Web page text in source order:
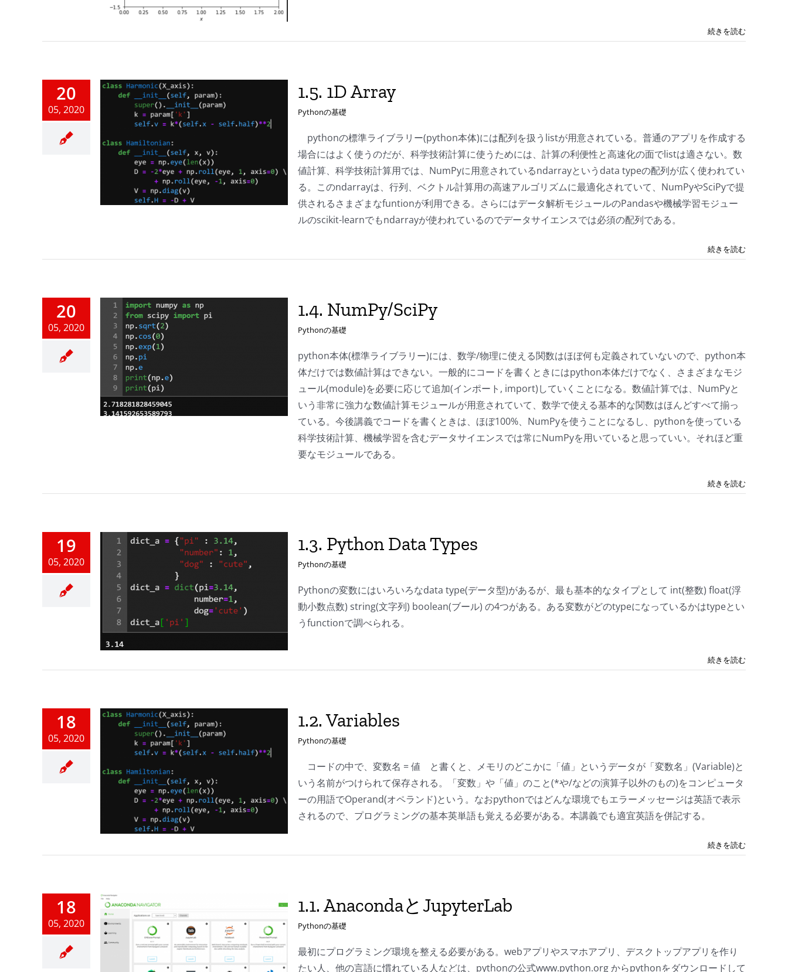
続きを読む
20
05, 2020
1.5. 1D Array
Pythonの基礎
pythonの標準ライブラリー(python本体)には配列を扱うlistが用意されている。普通のアプリを作成する
場合にはよく使うのだが、科学技術計算に使うためには、計算の利便性と高速化の面でlistは適さない。数
値計算、科学技術計算用では、NumPyに用意されているndarrayというdata typeの配列が広く使われてい
る。このndarrayは、行列、ベクトル計算用の高速アルゴリズムに最適化されていて、NumPyやSciPyで提
供されるさまざまなfuntionが利用できる。さらにはデータ解析モジュールのPandasや機械学習モジュー
ルのscikit-learnでもndarrayが使われているのでデータサイエンスでは必須の配列である。
続きを読む
20
05, 2020
SciPy
1.4. NumPy/SciPy
Pythonの基礎
python本体(標準ライブラリー)には、数学/物理に使える関数はほぼ何も定義されていないので、python本
体だけでは数値計算はできない。一般的にコードを書くときにはpython本体だけでなく、さまざまなモジ
ュール(module)を必要に応じて追加(インポート, import)していくことになる。数値計算では、NumPyと
いう非常に強力な数値計算モジュールが用意されていて、数学で使える基本的な関数はほんどすべて揃っ
ている。今後講義でコードを書くときは、ほぼ100%、NumPyを使うことになるし、pythonを使っている
科学技術計算、機械学習を含むデータサイエンスでは常にNumPyを用いていると思っていい。それほど重
要なモジュールである。
続きを読む
19
05, 2020
Types
1.3. Python Data Types
Pythonの基礎
Pythonの変数にはいろいろなdata type(データ型)があるが、最も基本的なタイプとして int(整数) float(浮
動小数点数) string(文字列) boolean(ブール) の4つがある。ある変数がどのtypeになっているかはtypeとい
うfunctionで調べられる。
続きを読む
18
05, 2020
1.2. Variables
Pythonの基礎
コードの中で、変数名 = 値 と書くと、メモリのどこかに「値」というデータが「変数名」(Variable)と
いう名前がつけられて保存される。「変数」や「値」のこと(*や/などの演算子以外のもの)をコンピュータ
ーの用語でOperand(オペランド)という。なおpythonではどんな環境でもエラーメッセージは英語で表示
されるので、プログラミングの基本英単語も覚える必要がある。本講義でも適宜英語を併記する。
続きを読む
18
05, 2020
と
1.1. AnacondaとJupyterLab
Pythonの基礎
最初にプログラミング環境を整える必要がある。webアプリやスマホアプリ、デスクトップアプリを作り
たい人、他の言語に慣れている人などは、pythonの公式www.python.org からpythonをダウンロードして